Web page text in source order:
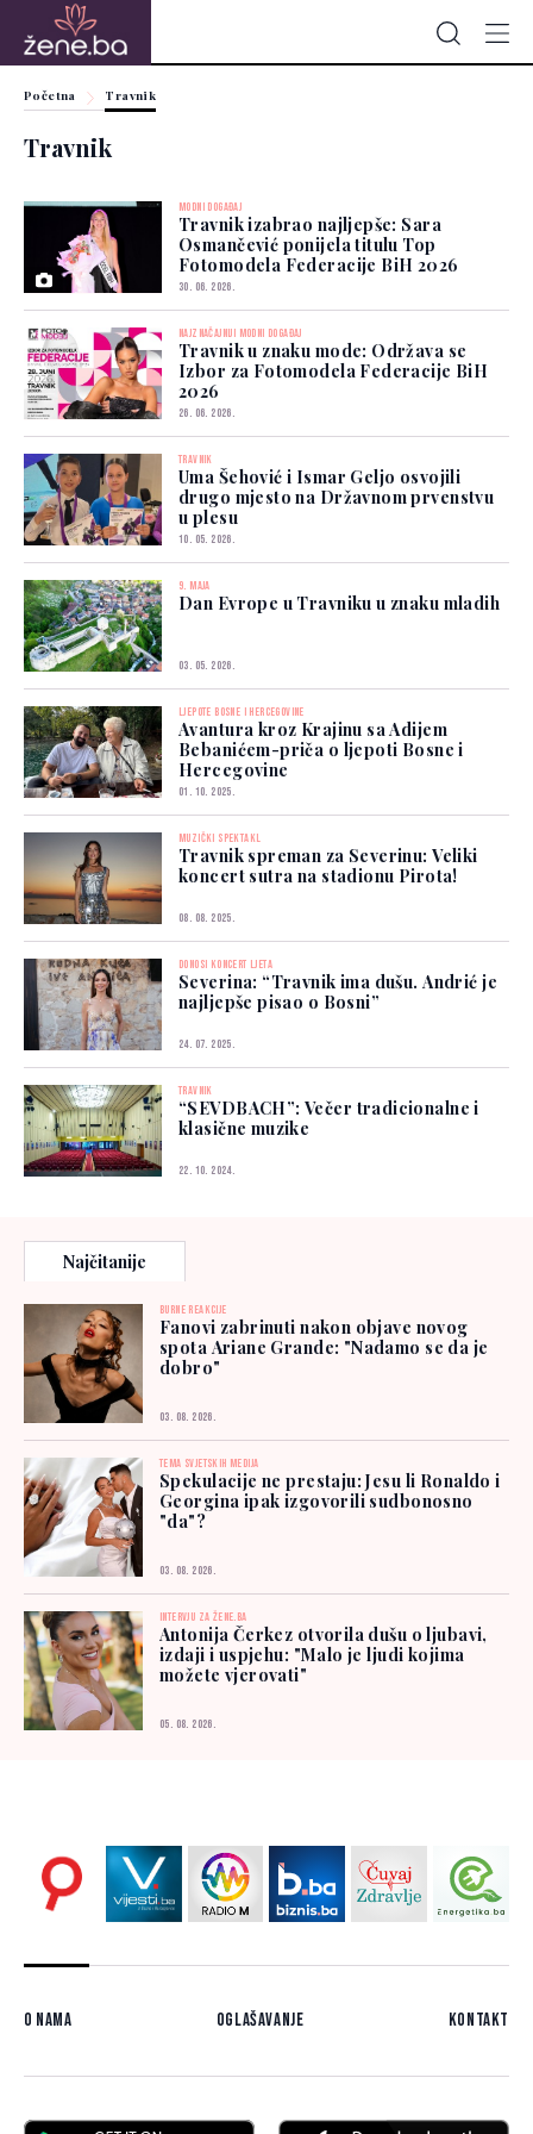
Početna Travnik
Travnik
MODNI DOGAĐAJ
Travnik izabrao najljepše: Sara
Osmančević ponijela titulu Top
Fotomodela Federacije BiH 2026
30. 06. 2026.
NAJZNAČAJNIJI MODNI DOGAĐAJ
Travnik u znaku mode: Održava se
Izbor za Fotomodela Federacije BiH
2026
26. 06. 2026.
TRAVNIK
Uma Šehović i Ismar Geljo osvojili
drugo mjesto na Državnom prvenstvu
u plesu
10. 05. 2026.
9. MAJA
Dan Evrope u Travniku u znaku mladih
03. 05. 2026.
LJEPOTE BOSNE I HERCEGOVINE
Avantura kroz Krajinu sa Adijem
Bebanićem-priča o ljepoti Bosne i
Hercegovine
01. 10. 2025.
MUZIČKI SPEKTAKL
Travnik spreman za Severinu: Veliki
koncert sutra na stadionu Pirota!
08. 08. 2025.
DONOSI KONCERT LJETA
Severina: “Travnik ima dušu. Andrić je
najljepše pisao o Bosni”
24. 07. 2025.
TRAVNIK
“SEVDBACH”: Večer tradicionalne i
klasične muzike
22. 10. 2024.
Najčitanije
BURNE REAKCIJE
Fanovi zabrinuti nakon objave novog
spota Ariane Grande: "Nadamo se da je
dobro"
03. 08. 2026.
TEMA SVJETSKIH MEDIJA
Spekulacije ne prestaju: Jesu li Ronaldo i
Georgina ipak izgovorili sudbonosno
"da"?
03. 08. 2026.
INTERVJU ZA ŽENE.BA
Antonija Čerkez otvorila dušu o ljubavi,
izdaji i uspjehu: "Malo je ljudi kojima
možete vjerovati"
05. 08. 2026.
O nama Oglašavanje Kontakt